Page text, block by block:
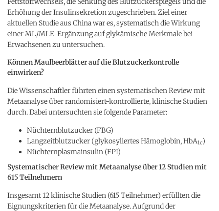
Erhöhung der Insulinsekretion zugeschrieben. Ziel einer
aktuellen Studie aus China war es, systematisch die Wirkung
einer ML/MLE-Ergänzung auf glykämische Merkmale bei
Erwachsenen zu untersuchen.
Können Maulbeerblätter auf die Blutzuckerkontrolle
einwirken?
Die Wissenschaftler führten einen systematischen Review mit
Metaanalyse über randomisiert-kontrollierte, klinische Studien
durch. Dabei untersuchten sie folgende Parameter:
Nüchternblutzucker (FBG)
Langzeitblutzucker (glykosyliertes Hämoglobin, HbA1c)
Nüchternplasmainsulin (FPI)
Systematischer Review mit Metaanalyse über 12 Studien mit
615 Teilnehmern
Insgesamt 12 klinische Studien (615 Teilnehmer) erfüllten die
Eignungskriterien für die Metaanalyse. Aufgrund der